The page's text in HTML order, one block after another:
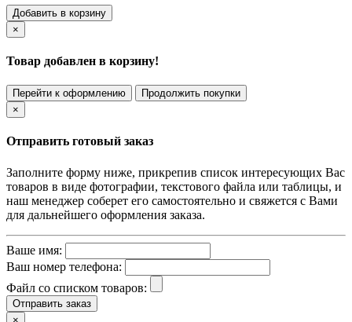
Добавить в корзину
×
Товар добавлен в корзину!
Перейти к оформлению
Продолжить покупки
×
Отправить готовый заказ
Заполните форму ниже, прикрепив список интересующих Вас
товаров в виде фотографии, текстового файла или таблицы, и
наш менеджер соберет его самостоятельно и свяжется с Вами
для дальнейшего оформления заказа.
Ваше имя:
Ваш номер телефона:
Файл со списком товаров:
Отправить заказ